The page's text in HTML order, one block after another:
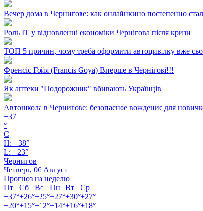
Вечер дома в Чернигове: как онлайнкино постепенно стал
Роль ІТ у відновленні економіки Чернігова після кризи
ТОП 5 причин, чому треба оформити автоцивілку вже
Френсіс Гойя (Francis Goya) Вперше в Чернігові!!!
Як аптеки "Подорожник" вбивають Українців
Автошкола в Чернигове: безопасное вождение для
+37
°
C
H: +38°
L: +23°
Чернигов
Четверг, 06 Август
Прогноз на неделю
Пт
Сб Вс Пн Вт
Ср
+37°+26°+25°+27°+30°+27°
+20°+15°+12°+14°+16°+18°